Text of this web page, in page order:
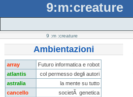
9:m:creature
9 :m :creature
Ambientazioni
array
Futuro informatica e robot
atlantis
col permesso degli autori
astralia
la mente su tutto
cancello
societÃ genetica